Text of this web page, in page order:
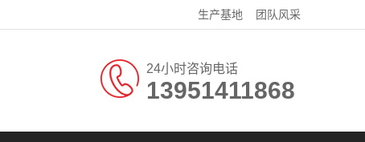
生产基地 团队风采
24小时咨询电话
13951411868